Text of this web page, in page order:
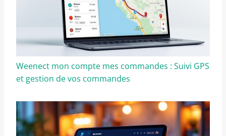
Weenect mon compte mes commandes : Suivi GPS
et gestion de vos commandes